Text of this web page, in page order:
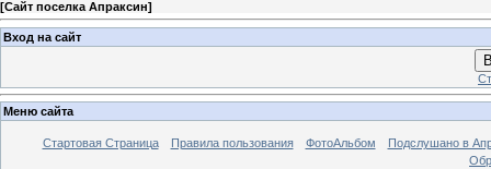
[Сайт поселка Апраксин]
Вход на сайт
Меню сайта
Стартовая Страница Правила пользования ФотоАльбом
Подслушано в